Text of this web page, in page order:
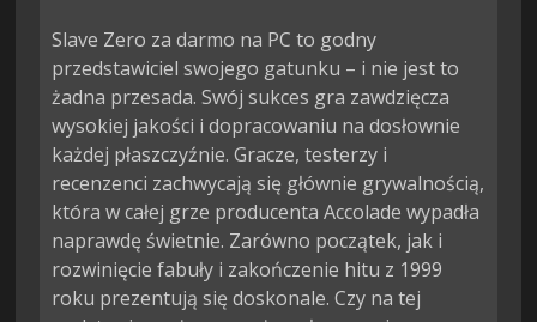
Slave Zero za darmo na PC to godny
przedstawiciel swojego gatunku – i nie jest to
żadna przesada. Swój sukces gra zawdzięcza
wysokiej jakości i dopracowaniu na dosłownie
każdej płaszczyźnie. Gracze, testerzy i
recenzenci zachwycają się głównie grywalnością,
która w całej grze producenta Accolade wypadła
naprawdę świetnie. Zarówno początek, jak i
rozwinięcie fabuły i zakończenie hitu z 1999
roku prezentują się doskonale. Czy na tej